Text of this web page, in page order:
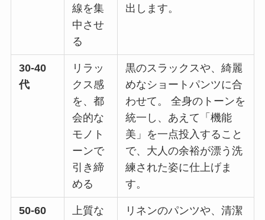
線を集
中させ
る
出します。
30-40
代
リラッ
クス感
を、都
会的な
モノト
ーンで
引き締
める
黒のスラックスや、綺麗
めなショートパンツに合
わせて。 全身のトーンを
統一し、あえて「機能
美」を一点投入すること
で、大人の余裕が漂う洗
練された姿に仕上げま
す。
50-60
上質な
リネンのパンツや、清潔